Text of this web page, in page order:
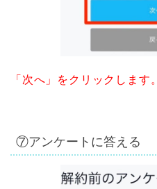
「次へ」をクリックします。
⑦アンケートに答える